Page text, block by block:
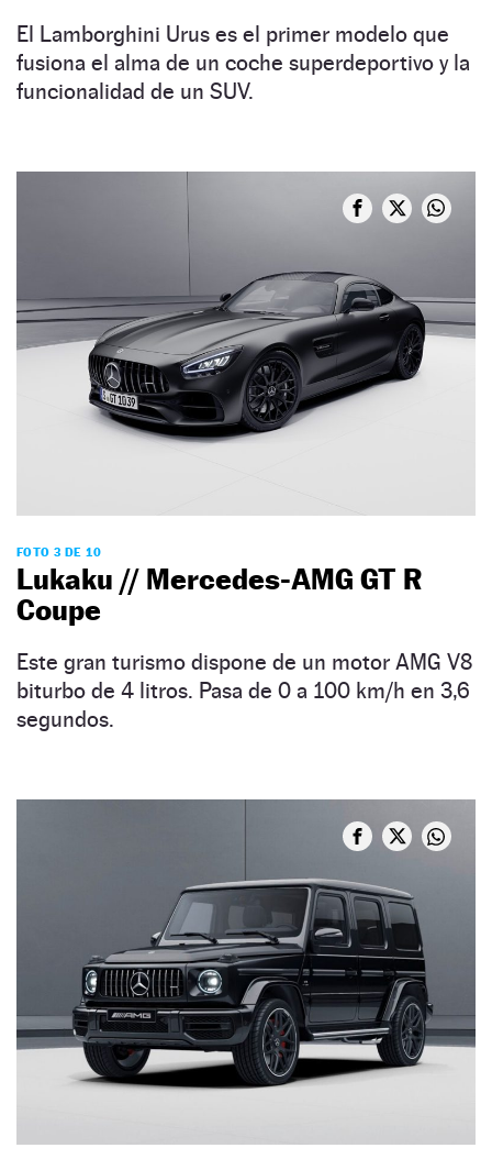
El Lamborghini Urus es el primer modelo que
fusiona el alma de un coche superdeportivo y la
funcionalidad de un SUV.
FOTO 3 DE 10
Lukaku // Mercedes-AMG GT R
Coupe
Este gran turismo dispone de un motor AMG V8
biturbo de 4 litros. Pasa de 0 a 100 km/h en 3,6
segundos.